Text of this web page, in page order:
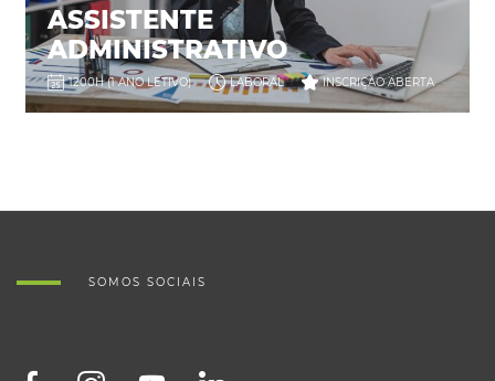
ASSISTENTE
ADMINISTRATIVO
1200H (1 ANO LETIVO) LABORAL INSCRIÇÃO ABERTA
SOMOS SOCIAIS